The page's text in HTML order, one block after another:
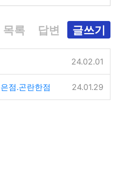
목록 답변 글쓰기
24.02.01
점.곤란한점 24.01.29